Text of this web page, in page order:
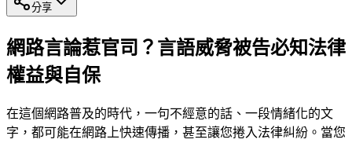
分享
網路言論惹官司？言語威脅被告必知法律
權益與自保
在這個網路普及的時代，一句不經意的話、一段情緒化的文
字，都可能在網路上快速傳播，甚至讓您捲入法律糾紛。當您